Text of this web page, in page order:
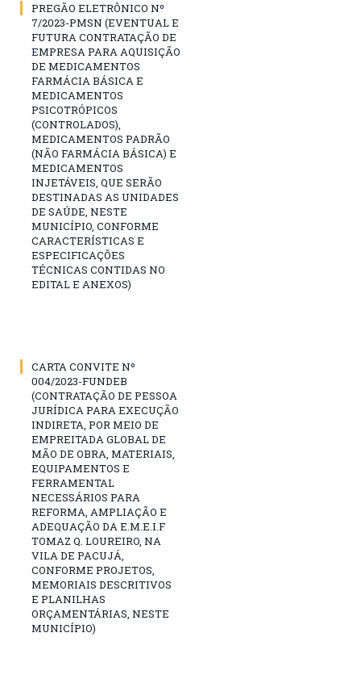
PREGÃO ELETRÔNICO Nº
7/2023-PMSN (EVENTUAL E
FUTURA CONTRATAÇÃO DE
EMPRESA PARA AQUISIÇÃO
DE MEDICAMENTOS
FARMÁCIA BÁSICA E
MEDICAMENTOS
PSICOTRÓPICOS
(CONTROLADOS),
MEDICAMENTOS PADRÃO
(NÃO FARMÁCIA BÁSICA) E
MEDICAMENTOS
INJETÁVEIS, QUE SERÃO
DESTINADAS AS UNIDADES
DE SAÚDE, NESTE
MUNICÍPIO, CONFORME
CARACTERÍSTICAS E
ESPECIFICAÇÕES
TÉCNICAS CONTIDAS NO
EDITAL E ANEXOS)
CARTA CONVITE Nº
004/2023-FUNDEB
(CONTRATAÇÃO DE PESSOA
JURÍDICA PARA EXECUÇÃO
INDIRETA, POR MEIO DE
EMPREITADA GLOBAL DE
MÃO DE OBRA, MATERIAIS,
EQUIPAMENTOS E
FERRAMENTAL
NECESSÁRIOS PARA
REFORMA, AMPLIAÇÃO E
ADEQUAÇÃO DA E.M.E.I.F
TOMAZ Q. LOUREIRO, NA
VILA DE PACUJÁ,
CONFORME PROJETOS,
MEMORIAIS DESCRITIVOS
E PLANILHAS
ORÇAMENTÁRIAS, NESTE
MUNICÍPIO)